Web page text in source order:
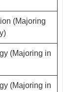
(Majoring
(Majoring in
(Majoring in